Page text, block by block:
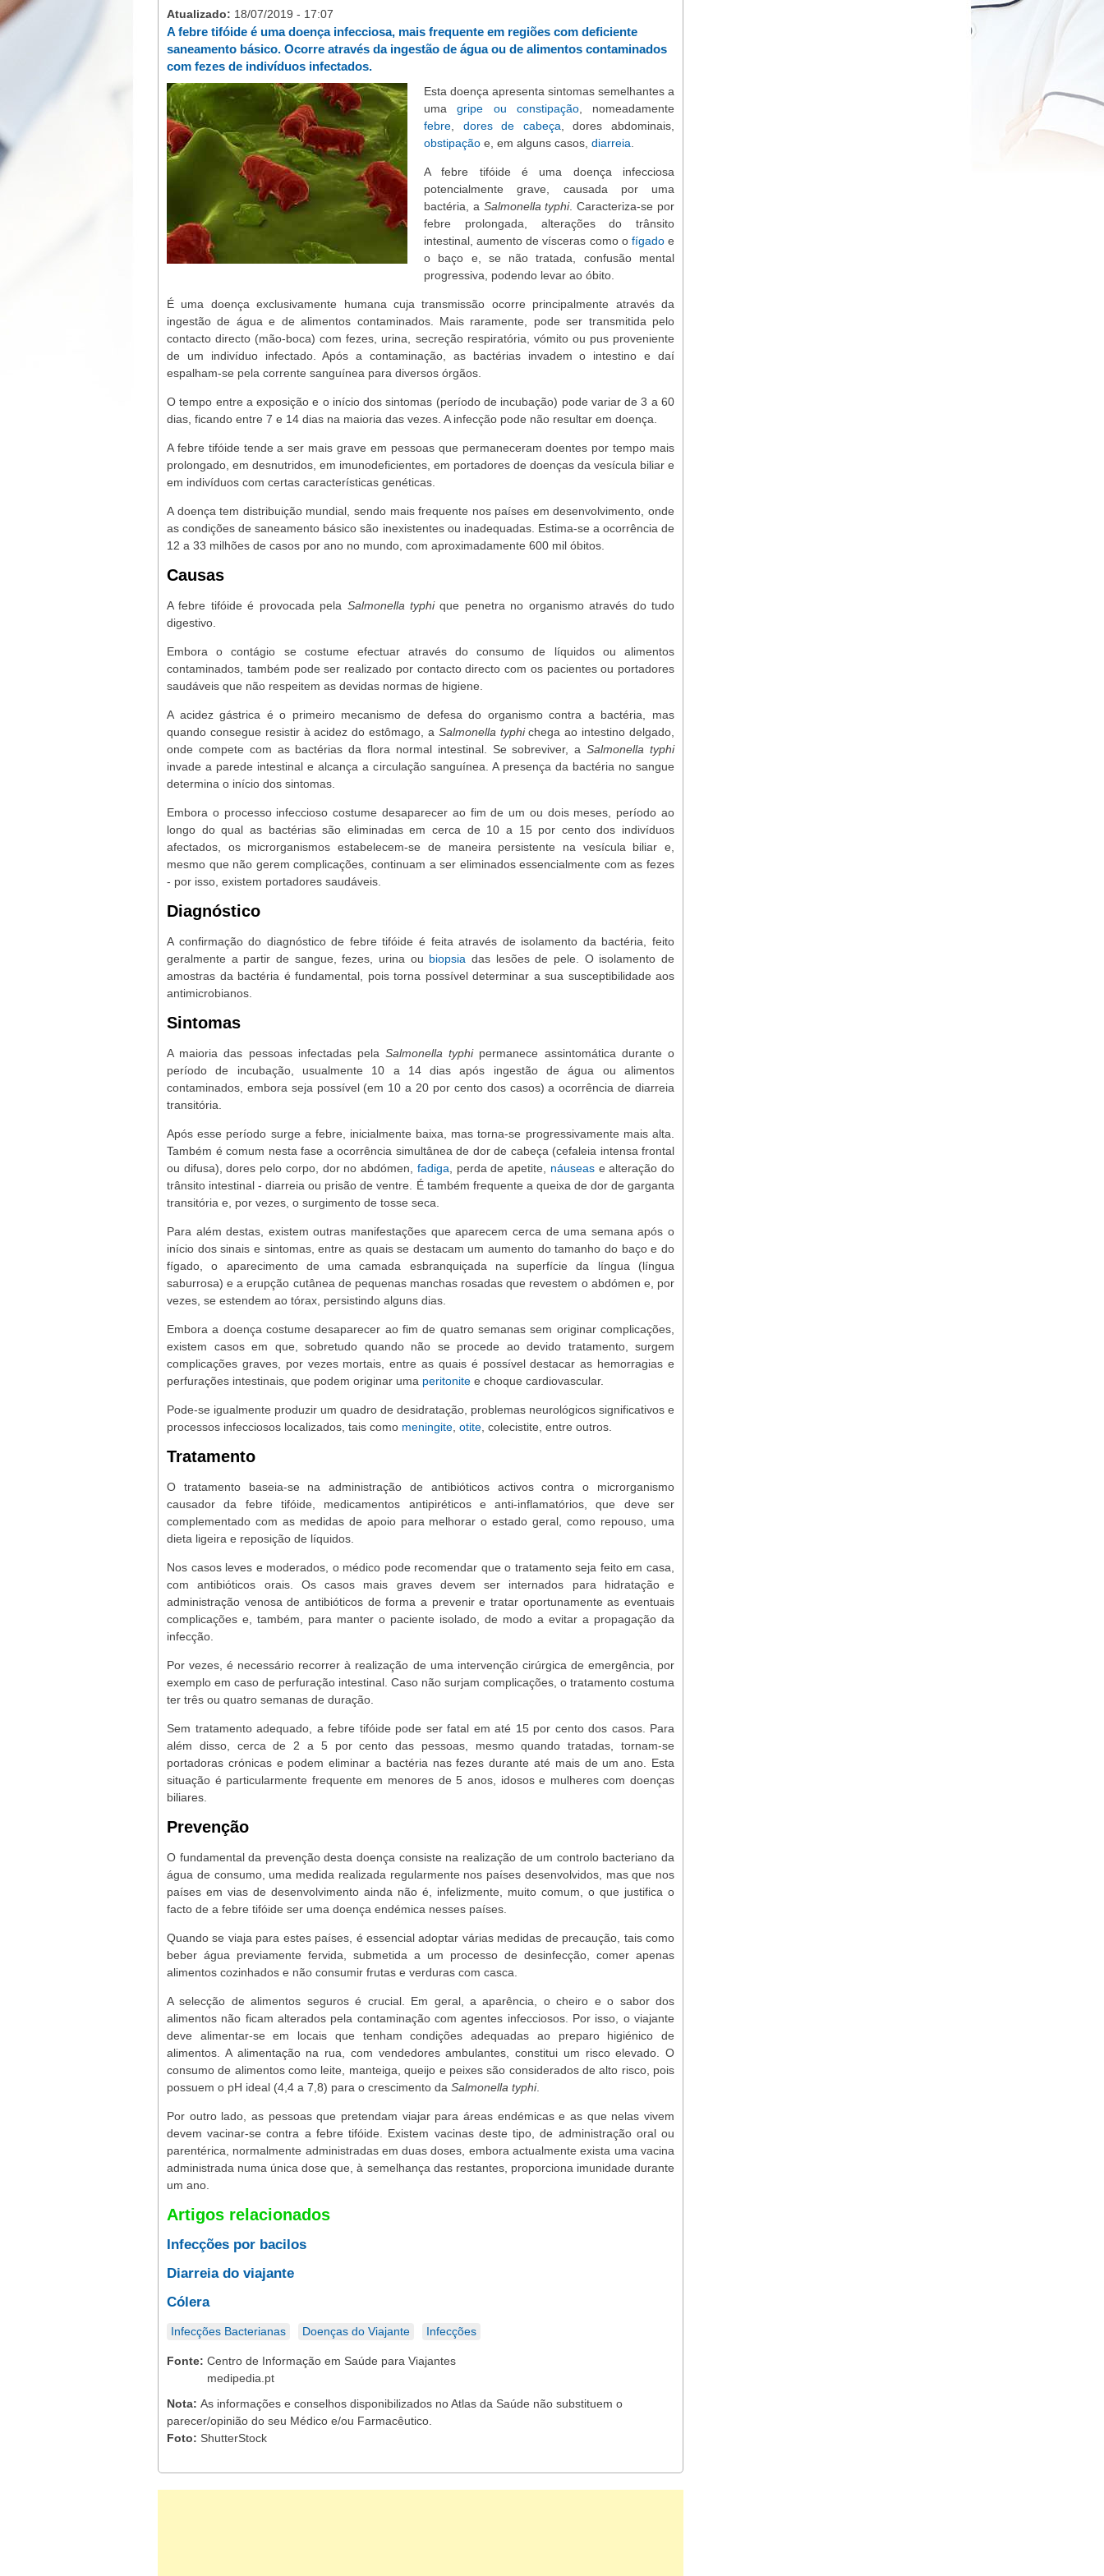
Atualizado: 18/07/2019 - 17:07
A febre tifóide é uma doença infecciosa, mais frequente em regiões com deficiente
saneamento básico. Ocorre através da ingestão de água ou de alimentos contaminados
com fezes de indivíduos infectados.
Esta doença apresenta sintomas semelhantes a
umagripe ou constipação, nomeadamente
febre
dores de cabeça , dores abdominais,
obstipação e, em alguns casos, diarreia
A febre tifóide é uma doença infecciosa
potencialmente grave, causada por uma
bactéria, a Salmonella typhi. Caracteriza-se por
febre prolongada, alterações do trânsito
intestinal, aumento de vísceras como o fígadoe
o baço e, se não tratada, confusão mental
progressiva, podendo levar ao óbito.
É uma doença exclusivamente humana cuja transmissão ocorre principalmente através da
ingestão de água e de alimentos contaminados. Mais raramente, pode ser transmitida pelo
contacto directo (mão-boca) com fezes, urina, secreção respiratória, vómito ou pus proveniente
de um indivíduo infectado. Após a contaminação, as bactérias invadem o intestino e daí
espalham-se pela corrente sanguínea para diversos órgãos.
O tempo entre a exposição e o início dos sintomas (período de incubação) pode variar de 3 a 60
dias, ficando entre 7 e 14 dias na maioria das vezes. A infecção pode não resultar em doença.
A febre tifóide tende a ser mais grave em pessoas que permaneceram doentes por tempo mais
prolongado, em desnutridos, em imunodeficientes, em portadores de doenças da vesícula biliar e
em indivíduos com certas características genéticas.
A doença tem distribuição mundial, sendo mais frequente nos países em desenvolvimento, onde
as condições de saneamento básico são inexistentes ou inadequadas. Estima-se a ocorrência de
12 a 33 milhões de casos por ano no mundo, com aproximadamente 600 mil óbitos.
Causas
A febre tifóide é provocada pela Salmonella typhique penetra no organismo através do tudo
digestivo.
Embora o contágio se costume efectuar através do consumo de líquidos ou alimentos
contaminados, também pode ser realizado por contacto directo com os pacientes ou portadores
saudáveis que não respeitem as devidas normas de higiene.
A acidez gástrica é o primeiro mecanismo de defesa do organismo contra a bactéria, mas
quando consegue resistir à acidez do estômago, a Salmonella typhichega ao intestino delgado,
onde compete com as bactérias da flora normal intestinal. Se sobreviver, aSalmonella typhi
invade a parede intestinal e alcança a circulação sanguínea. A presença da bactéria no sangue
determina o início dos sintomas.
Embora o processo infeccioso costume desaparecer ao fim de um ou dois meses, período ao
longo do qual as bactérias são eliminadas em cerca de 10 a 15 por cento dos indivíduos
afectados, os microrganismos estabelecem-se de maneira persistente na vesícula biliar e,
mesmo que não gerem complicações, continuam a ser eliminados essencialmente com as fezes
- por isso, existem portadores saudáveis.
Diagnóstico
A confirmação do diagnóstico de febre tifóide é feita através de isolamento da bactéria, feito
geralmente a partir de sangue, fezes, urina ou biopsia das lesões de pele. O isolamento de
amostras da bactéria é fundamental, pois torna possível determinar a sua susceptibilidade aos
antimicrobianos.
Sintomas
A maioria das pessoas infectadas pelaSalmonella typhipermanece assintomática durante o
período de incubação, usualmente 10 a 14 dias após ingestão de água ou alimentos
contaminados, embora seja possível (em 10 a 20 por cento dos casos) a ocorrência de diarreia
transitória.
Após esse período surge a febre, inicialmente baixa, mas torna-se progressivamente mais alta.
Também é comum nesta fase a ocorrência simultânea de dor de cabeça (cefaleia intensa frontal
ou difusa), dores pelo corpo, dor no abdómen, fadiga , perda de apetite, náusease alteração do
trânsito intestinal - diarreia ou prisão de ventre. É também frequente a queixa de dor de garganta
transitória e, por vezes, o surgimento de tosse seca.
Para além destas, existem outras manifestações que aparecem cerca de uma semana após o
início dos sinais e sintomas, entre as quais se destacam um aumento do tamanho do baço e do
fígado, o aparecimento de uma camada esbranquiçada na superfície da língua (língua
saburrosa) e a erupção cutânea de pequenas manchas rosadas que revestem o abdómen e, por
vezes, se estendem ao tórax, persistindo alguns dias.
Embora a doença costume desaparecer ao fim de quatro semanas sem originar complicações,
existem casos em que, sobretudo quando não se procede ao devido tratamento, surgem
complicações graves, por vezes mortais, entre as quais é possível destacar as hemorragias e
perfurações intestinais, que podem originar uma peritonite e choque cardiovascular.
Pode-se igualmente produzir um quadro de desidratação, problemas neurológicos significativos e
processos infecciosos localizados, tais como meningite otite , colecistite, entre outros.
Tratamento
O tratamento baseia-se na administração de antibióticos activos contra o microrganismo
causador da febre tifóide, medicamentos antipiréticos e anti-inflamatórios, que deve ser
complementado com as medidas de apoio para melhorar o estado geral, como repouso, uma
dieta ligeira e reposição de líquidos.
Nos casos leves e moderados, o médico pode recomendar que o tratamento seja feito em casa,
com antibióticos orais. Os casos mais graves devem ser internados para hidratação e
administração venosa de antibióticos de forma a prevenir e tratar oportunamente as eventuais
complicações e, também, para manter o paciente isolado, de modo a evitar a propagação da
infecção.
Por vezes, é necessário recorrer à realização de uma intervenção cirúrgica de emergência, por
exemplo em caso de perfuração intestinal. Caso não surjam complicações, o tratamento costuma
ter três ou quatro semanas de duração.
Sem tratamento adequado, a febre tifóide pode ser fatal em até 15 por cento dos casos. Para
além disso, cerca de 2 a 5 por cento das pessoas, mesmo quando tratadas, tornam-se
portadoras crónicas e podem eliminar a bactéria nas fezes durante até mais de um ano. Esta
situação é particularmente frequente em menores de 5 anos, idosos e mulheres com doenças
biliares.
Prevenção
O fundamental da prevenção desta doença consiste na realização de um controlo bacteriano da
água de consumo, uma medida realizada regularmente nos países desenvolvidos, mas que nos
países em vias de desenvolvimento ainda não é, infelizmente, muito comum, o que justifica o
facto de a febre tifóide ser uma doença endémica nesses países.
Quando se viaja para estes países, é essencial adoptar várias medidas de precaução, tais como
beber água previamente fervida, submetida a um processo de desinfecção, comer apenas
alimentos cozinhados e não consumir frutas e verduras com casca.
A selecção de alimentos seguros é crucial. Em geral, a aparência, o cheiro e o sabor dos
alimentos não ficam alterados pela contaminação com agentes infecciosos. Por isso, o viajante
deve alimentar-se em locais que tenham condições adequadas ao preparo higiénico de
alimentos. A alimentação na rua, com vendedores ambulantes, constitui um risco elevado. O
consumo de alimentos como leite, manteiga, queijo e peixes são considerados de alto risco, pois
possuem o pH ideal (4,4 a 7,8) para o crescimento da Salmonella typhi.
Por outro lado, as pessoas que pretendam viajar para áreas endémicas e as que nelas vivem
devem vacinar-se contra a febre tifóide. Existem vacinas deste tipo, de administração oral ou
parentérica, normalmente administradas em duas doses, embora actualmente exista uma vacina
administrada numa única dose que, à semelhança das restantes, proporciona imunidade durante
um ano.
Artigos relacionados
Infecções por bacilos
Diarreia do viajante
Cólera
Infecções Bacterianas Doenças do Viajante Infecções
Fonte: Centro de Informação em Saúde para Viajantes
medipedia.pt
Nota: As informações e conselhos disponibilizados no Atlas da Saúde não substituem o
parecer/opinião do seu Médico e/ou Farmacêutico.
Foto: ShutterStock